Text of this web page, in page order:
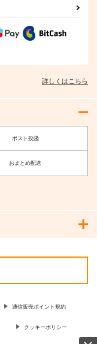
詳しくはこちら
ポスト投函
おまとめ配送
通信販売ポイント規約
クッキーポリシー